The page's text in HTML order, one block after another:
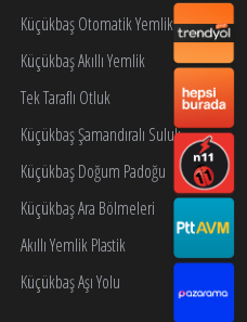
Küçükbaş Otomatik Yemlik Kilidi
Küçükbaş Akıllı Yemlik
Tek Taraflı Otluk
Küçükbaş Şamandıralı Suluk
Küçükbaş Doğum Padoğu
Küçükbaş Ara Bölmeleri
Akıllı Yemlik Plastik
Küçükbaş Aşı Yolu